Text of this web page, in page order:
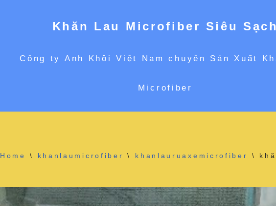
tới
Khăn Lau Microfiber Siêu Sạch
Công ty Anh Khôi Việt Nam chuyên Sản Xuất
Microfiber
Home \ khanlaumicrofiber \ khanlauruaxemicrofiber \